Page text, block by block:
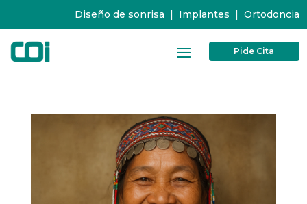
Diseño de sonrisa | Implantes | Ortodoncia
Pide Cita